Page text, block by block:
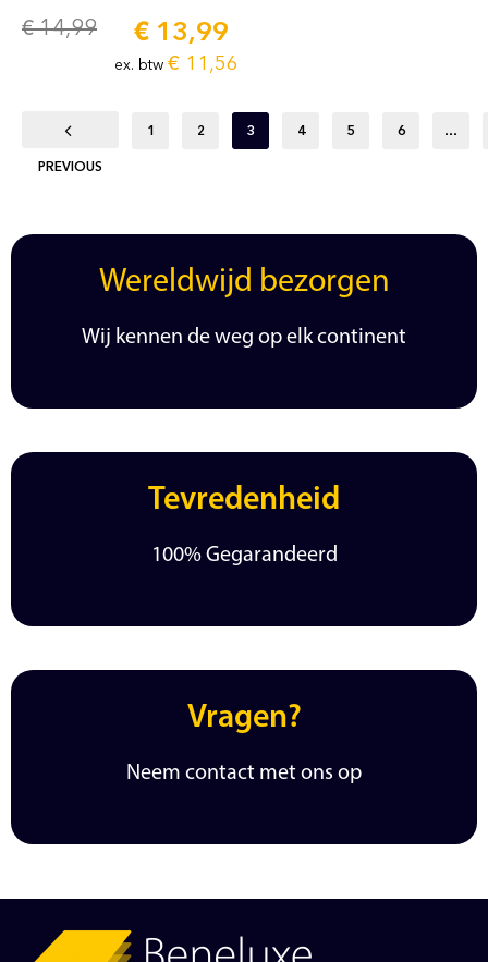
€14,99 € 13,99
ex. btw € 11,56
PREVIOUS
1 2 3 4 5 6 …
Wereldwijd bezorgen
Wij kennen de weg op elk continent
Tevredenheid
100% Gegarandeerd
Vragen?
Neem contact met ons op